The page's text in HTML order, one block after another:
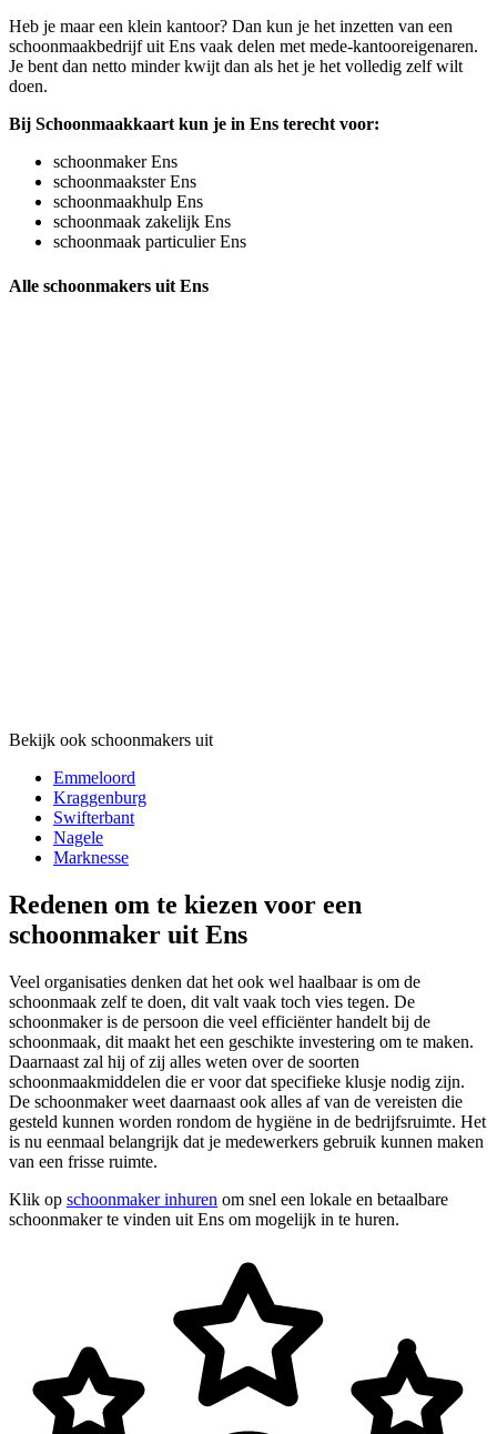
Heb je maar een klein kantoor? Dan kun je het inzetten van een
schoonmaakbedrijf uit Ens vaak delen met mede-kantooreigenaren.
Je bent dan netto minder kwijt dan als het je het volledig zelf wilt
doen.
Bij Schoonmaakkaart kun je in Ens terecht voor:
schoonmaker Ens
schoonmaakster Ens
schoonmaakhulp Ens
schoonmaak zakelijk Ens
schoonmaak particulier Ens
Alle schoonmakers uit Ens
Bekijk ook schoonmakers uit
Emmeloord
Kraggenburg
Swifterbant
Nagele
Marknesse
Redenen om te kiezen voor een
schoonmaker uit Ens
Veel organisaties denken dat het ook wel haalbaar is om de
schoonmaak zelf te doen, dit valt vaak toch vies tegen. De
schoonmaker is de persoon die veel efficiënter handelt bij de
schoonmaak, dit maakt het een geschikte investering om te maken.
Daarnaast zal hij of zij alles weten over de soorten
schoonmaakmiddelen die er voor dat specifieke klusje nodig zijn.
De schoonmaker weet daarnaast ook alles af van de vereisten die
gesteld kunnen worden rondom de hygiëne in de bedrijfsruimte. Het
is nu eenmaal belangrijk dat je medewerkers gebruik kunnen maken
van een frisse ruimte.
Klik op schoonmaker inhuren om snel een lokale en betaalbare
schoonmaker te vinden uit Ens om mogelijk in te huren.